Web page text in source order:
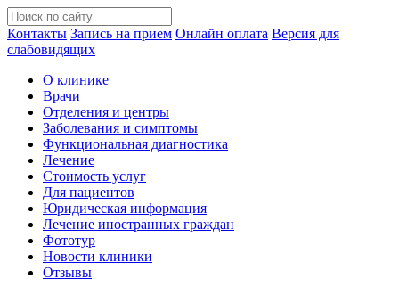
Контакты Запись на прием Онлайн оплата Версия для
слабовидящих
О клинике
Врачи
Отделения и центры
Заболевания и симптомы
Функциональная диагностика
Лечение
Стоимость услуг
Для пациентов
Юридическая информация
Лечение иностранных граждан
Фототур
Новости клиники
Отзывы